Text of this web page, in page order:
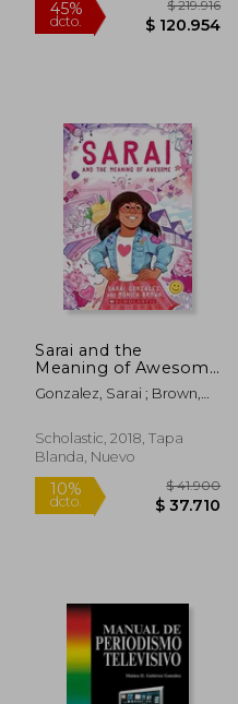
45% $ 219.916
Sarai and the
Meaning of Awesome
(Sarai #1) (en Inglés)
Gonzalez, Sarai ; Brown,
Scholastic, 2018, Tapa
Blanda, Nuevo